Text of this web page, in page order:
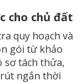
cho chủ đất
quy hoạch và
gói từ khảo
sơ tách thửa,
ngắn thời